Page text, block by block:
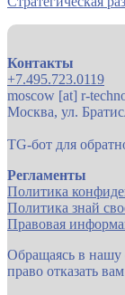
Контакты
+7.495.723.0119
moscow [at] r-
Москва, ул.
TG-бот для
Регламенты
Политика
Политика знай
Правовая
Обращаясь в нашу
право отказать